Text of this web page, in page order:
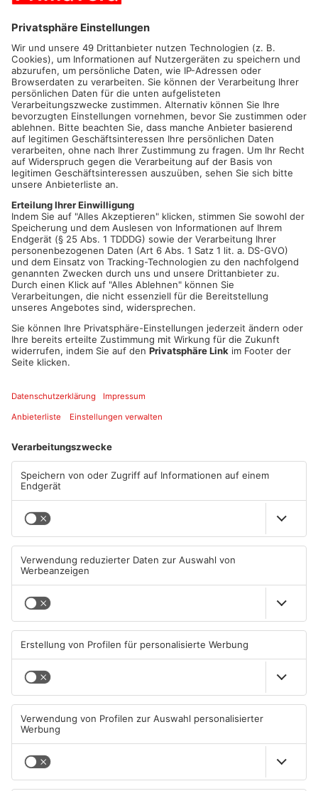
GELNHAUSEN/HANAU/JOSSGRUND. Der Spessart bekommt
Zuwachs: Rund 30.000 junge Bäume setzen die Deutsche Bahn
und HessenForst aktuell im Jossgrund. Heute ziehen die
Projektpartner eine erste Zwischenbilanz der Aufforstung. In
einer früheren Mitteilung zeigten sie sich bereits zufrieden mit
dem Verlauf. Die Pflanzaktion ist ein Ausgleich für die
Rodungen entlang der geplanten Bahnstrecke zwischen
Gelnhausen und Fulda.
Artikel teilen
ANZEIGE
Mehr aus Main-
Kinzig-Kreis
Großkrotzenburger Randale-
Pfauen noch nicht
eingefangen
09.08.2026, 08:54 UHR IN MAIN-
KINZIG-KREIS
Mann schießt in Neuberg mit
Schreckschusswaffe auf